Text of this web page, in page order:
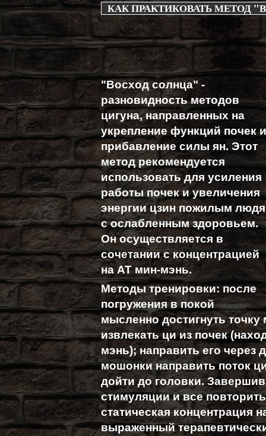
КАК ПРАКТИКОВАТЬ МЕТОД
"Восход солнца" -
разновидность методов
цигуна, направленных на
укрепление функций почек
прибавление силы ян. Этот
метод рекомендуется
использовать для усиления
работы почек и увеличения
энергии цзин пожилым
с ослабленным здоровьем.
Он осуществляется в
сочетании с концентрацией
на АТ мин-мэнь.
Методы тренировки: после
погружения в покой
мысленно достигнуть
извлекать ци из почек
мэнь); направить его через
мошонки направить поток
дойти до головки.
стимуляции и все
статическая концентрация
выраженный